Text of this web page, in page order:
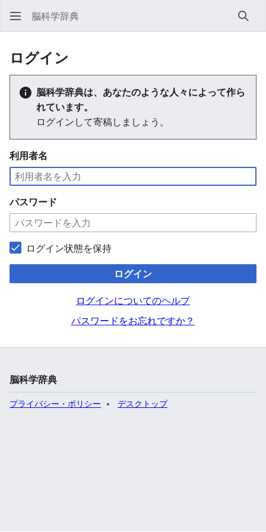
脳科学辞典 検索
ログイン
脳科学辞典は、あなたのような人々によって作ら
れています。
ログインして寄稿しましょう。
利用者名
パスワード
ログイン状態を保持
ログイン
ログインについてのヘルプ
パスワードをお忘れですか？
脳科学辞典
プライバシー・ポリシー デスクトップ